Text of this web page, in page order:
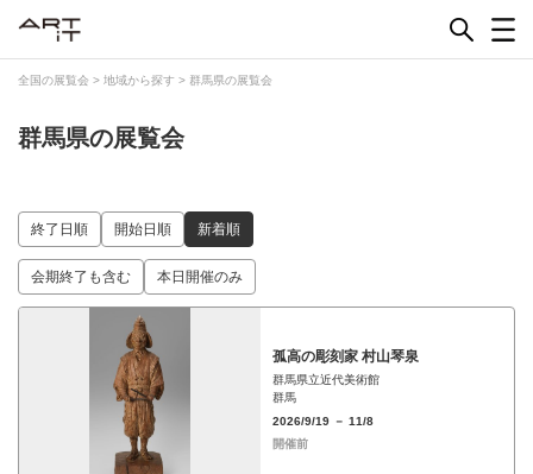
全国の展覧会 > 地域から探す > 群馬県の展覧会
群馬県の展覧会
終了日順 開始日順 新着順
会期終了も含む 本日開催のみ
孤高の彫刻家 村山琴泉
群馬県立近代美術館
群馬
2026/9/19 － 11/8
開催前